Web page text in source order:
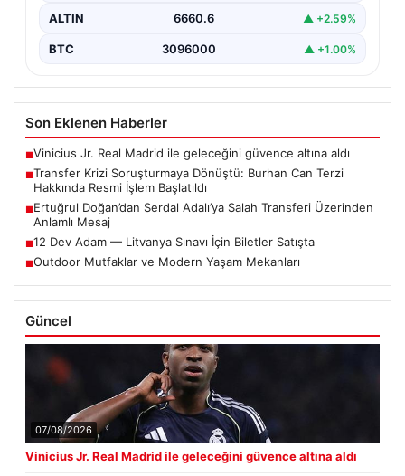
ALTIN 6660.6 ▲ +2.59%
BTC 3096000 ▲ +1.00%
Son Eklenen Haberler
■Vinicius Jr. Real Madrid ile geleceğini güvence altına aldı
■Transfer Krizi Soruşturmaya Dönüştü: Burhan Can Terzi
Hakkında Resmi İşlem Başlatıldı
■Ertuğrul Doğan’dan Serdal Adalı’ya Salah Transferi Üzerinden
Anlamlı Mesaj
■12 Dev Adam — Litvanya Sınavı İçin Biletler Satışta
■Outdoor Mutfaklar ve Modern Yaşam Mekanları
Güncel
07/08/2026
Vinicius Jr. Real Madrid ile geleceğini güvence altına aldı